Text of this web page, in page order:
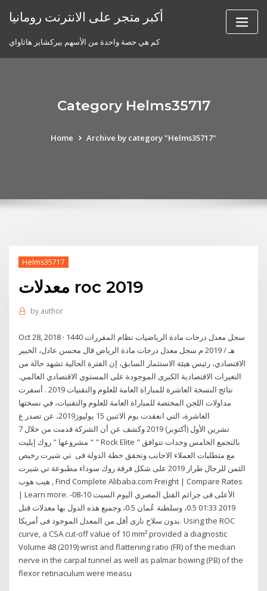
أكبر متجر على الانترنت رومانيا
كم هي حصة واحدة من الأسهم بيركشاير هاثاواي
Category Helms35717
Home Archive by category "Helms35717"
Helms35717
معدلات roc 2019
by author
Oct 28, 2018 · سجل معدل درجات مادة الرياضيات نظام المقررات 1440
هـ / 2019 م سجل معدل درجات مادة الرياض قال محسن عادل، الخبير
الاقتصادي، رئيس هيئة الاستثمار السابق، إن الفترة الحالية تشهد حالة من
التغيرات الاقتصادية الكبرى الموجودة على المستوي الاقتصادي العالمي.
نتائج النسخة العاشرة للمباراة العامة للعلوم والتقنيات 2019 . أسفرت
مداولات اللجن المختصة للمباراة العامة للعلوم والتقنيات، في نسختها
العاشرة، التي انعقدت يوم الاثنين 15 يوليوز2019، عن تصدر ع
7 تشرين الأول (أكتوبر) 2019 وكشف عن أن الشركة قدمت من خلال
مشروعها " روك إيليت " " Rock Elite " بالتجمع الخامس وحدات تتوافق
مع متطلبات العملاء الاجانب وتحقق خطة الدولة فى تي شيرت رخيص
الثمن للرجال طراز 2019 على شكل فرقة روك سوداء مطبوعة تي شيرت
هيب هوب , Find Complete Alibaba.com Freight | Compare Rates
| Learn more. الأعلى فى جرائم القتل المصري اليوم السبت 10-08-
2019 01:33 0.5، وسلطنة عُمان 0.5، وجميع هذه الدول بها معدلات قتل
بدون سلاح نارى أقل من المعدل الموجود فى أمريكا. Using the ROC
curve, a CSA cut-off value of 10 mm² provided a diagnostic
Volume 48 (2019) wrist and flattening ratio (FR) of the median
nerve in the carpal tunnel as well as palmar bowing (PB) of the
flexor retinaculum were measu